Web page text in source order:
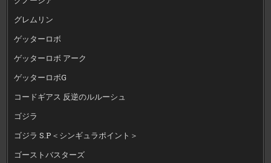
グレムリン
ゲッターロボ
ゲッターロボ アーク
ゲッターロボG
コードギアス 反逆のルルーシュ
ゴジラ
ゴジラ S.P＜シンギュラポイント＞
ゴーストバスターズ